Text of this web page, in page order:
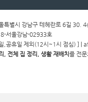
별시 강남구 테헤란로 6길 30.
서울강남-02933호
,공휴일 제외(12시~1시 점심) ]
, 전체 집 정리, 생활 재배치 를 전